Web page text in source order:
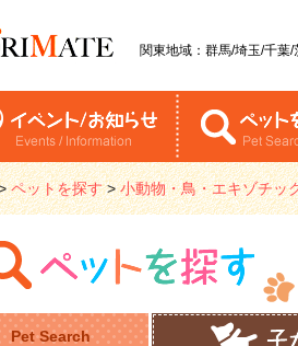
関東地域：群馬/埼玉/千葉/
ペットを探す>小動物・鳥・エキゾチッ
Pet Search